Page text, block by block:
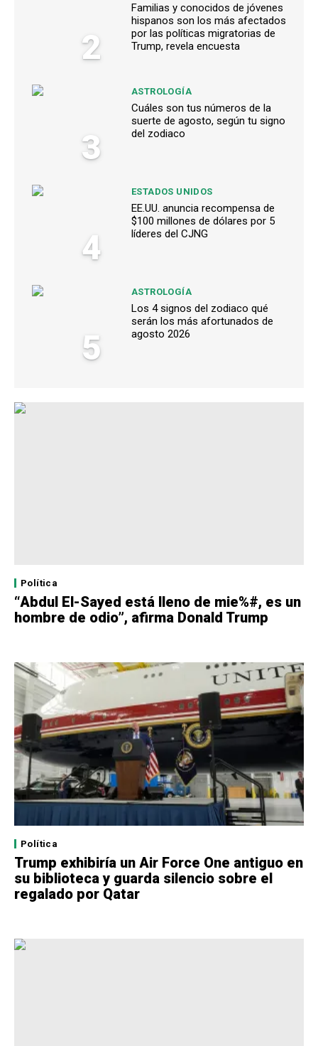
2
Familias y conocidos de jóvenes
hispanos son los más afectados
por las políticas migratorias de
Trump, revela encuesta
3
ASTROLOGÍA
Cuáles son tus números de la
suerte de agosto, según tu signo
del zodiaco
4
ESTADOS UNIDOS
EE.UU. anuncia recompensa de
$100 millones de dólares por 5
líderes del CJNG
5
ASTROLOGÍA
Los 4 signos del zodiaco qué
serán los más afortunados de
agosto 2026
Política
“Abdul El-Sayed está lleno de mie%#, es un
hombre de odio”, afirma Donald Trump
Política
Trump exhibiría un Air Force One antiguo en
su biblioteca y guarda silencio sobre el
regalado por Qatar